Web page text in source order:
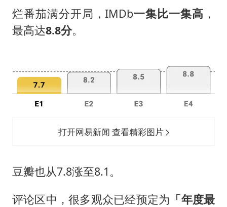
南大数院院长疑辞职信里写不想干了
中国经济展现强大韧性和活力
烂番茄满分开局，IMDb一集比一集高 ，
最高达8.8分。
打开网易新闻 查看精彩图片
豆瓣也从7.8涨至8.1。
评论区中，很多观众已经预定为 「年度最